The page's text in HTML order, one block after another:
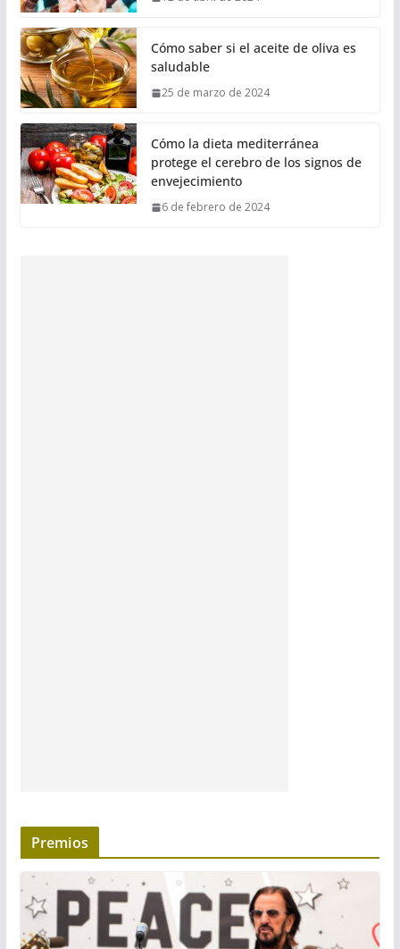
Cómo saber si el aceite de oliva es
saludable
25 de marzo de 2024
Cómo la dieta mediterránea
protege el cerebro de los signos de
envejecimiento
6 de febrero de 2024
Premios